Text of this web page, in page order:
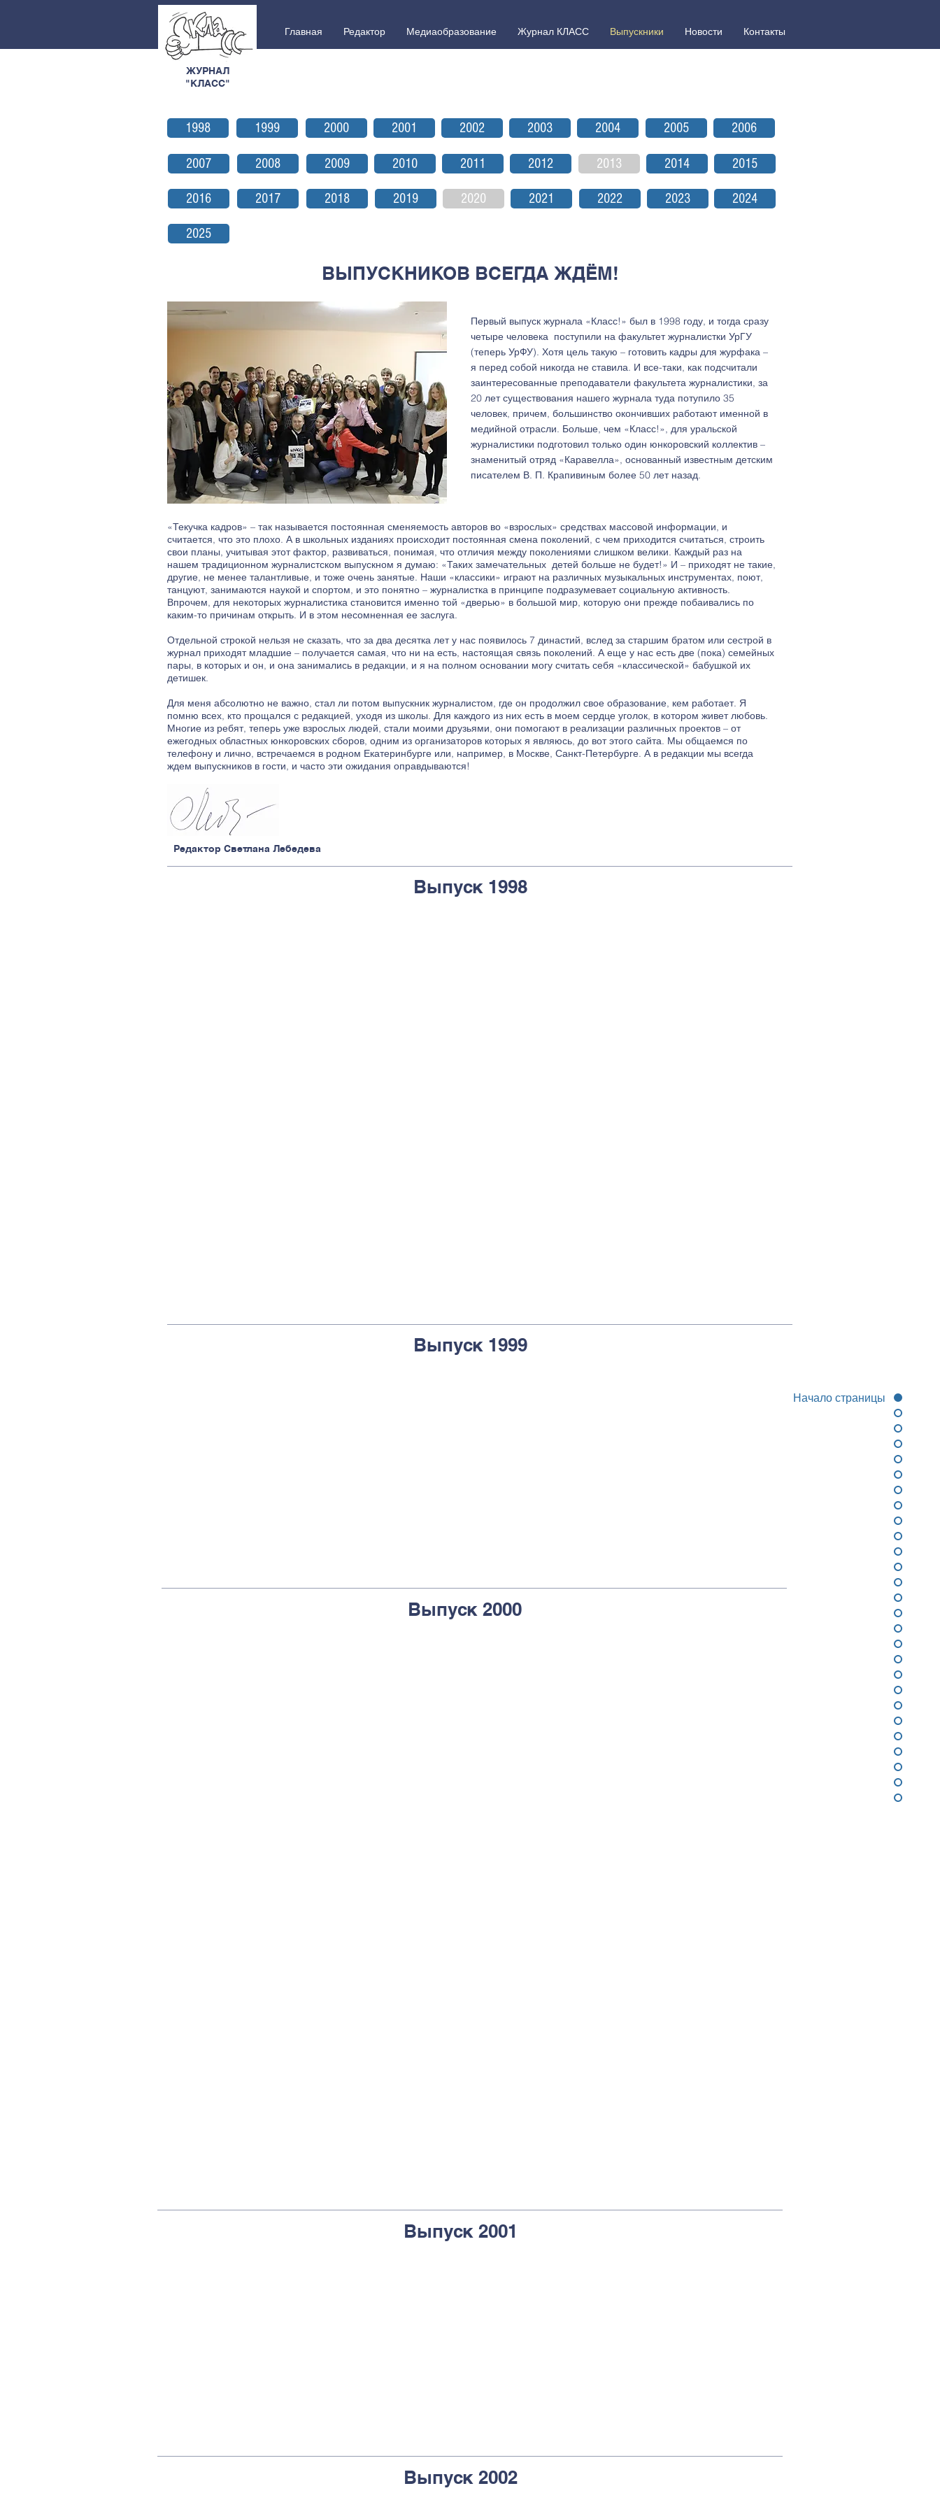
Главная Редактор Медиаобразование Журнал КЛАСС Выпускники Новости Контакты
Начало страницы
1998 1999 2000 2001 2002 2003 2004 2005 2006
2007 2008 2009 2010 2011 2012 2013 2014 2015
2016 2017 2018 2019 2020 2021 2022 2023 2024
2025
ВЫПУСКНИКОВ ВСЕГДА ЖДЁМ!
Первый выпуск журнала «Класс!» был в 1998 году, и тогда сразу
четыре человека поступили на факультет журналистки УрГУ
(теперь УрФУ). Хотя цель такую – готовить кадры для журфака –
я перед собой никогда не ставила. И все-таки, как подсчитали
заинтересованные преподаватели факультета журналистики, за
20 лет существования нашего журнала туда потупило 35
человек, причем, большинство окончивших работают именной в
медийной отрасли. Больше, чем «Класс!», для уральской
журналистики подготовил только один юнкоровский коллектив –
знаменитый отряд «Каравелла», основанный известным детским
писателем В. П. Крапивиным более 50 лет назад.
«Текучка кадров» – так называется постоянная сменяемость авторов во «взрослых» средствах массовой информации, и
считается, что это плохо. А в школьных изданиях происходит постоянная смена поколений, с чем приходится считаться, строить
свои планы, учитывая этот фактор, развиваться, понимая, что отличия между поколениями слишком велики. Каждый раз на
нашем традиционном журналистском выпускном я думаю: «Таких замечательных детей больше не будет!» И – приходят не такие,
другие, не менее талантливые, и тоже очень занятые. Наши «классики» играют на различных музыкальных инструментах, поют,
танцуют, занимаются наукой и спортом, и это понятно – журналистка в принципе подразумевает социальную активность.
Впрочем, для некоторых журналистика становится именно той «дверью» в большой мир, которую они прежде побаивались по
каким-то причинам открыть. И в этом несомненная ее заслуга.
Отдельной строкой нельзя не сказать, что за два десятка лет у нас появилось 7 династий, вслед за старшим братом или сестрой в
журнал приходят младшие – получается самая, что ни на есть, настоящая связь поколений. А еще у нас есть две (пока) семейных
пары, в которых и он, и она занимались в редакции, и я на полном основании могу считать себя «классической» бабушкой их
детишек.
Для меня абсолютно не важно, стал ли потом выпускник журналистом, где он продолжил свое образование, кем работает. Я
помню всех, кто прощался с редакцией, уходя из школы. Для каждого из них есть в моем сердце уголок, в котором живет любовь.
Многие из ребят, теперь уже взрослых людей, стали моими друзьями, они помогают в реализации различных проектов – от
ежегодных областных юнкоровских сборов, одним из организаторов которых я являюсь, до вот этого сайта. Мы общаемся по
телефону и лично, встречаемся в родном Екатеринбурге или, например, в Москве, Санкт-Петербурге. А в редакции мы всегда
ждем выпускников в гости, и часто эти ожидания оправдываются!
Редактор Светлана Лебедева
Выпуск 1998
Выпуск 1999
Выпуск 2000
Выпуск 2001
Выпуск 2002
ЖУРНАЛ
"КЛАСС"